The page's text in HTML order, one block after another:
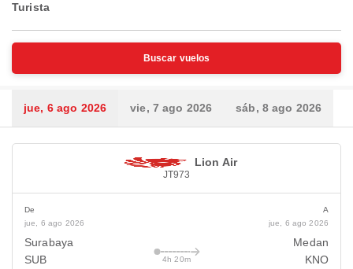
Turista
Buscar vuelos
jue, 6 ago 2026 vie, 7 ago 2026 sáb, 8 ago 2026
Lion Air
JT973
De
jue, 6 ago 2026
Surabaya
SUB
4h 20m
A
jue, 6 ago 2026
Medan
KNO